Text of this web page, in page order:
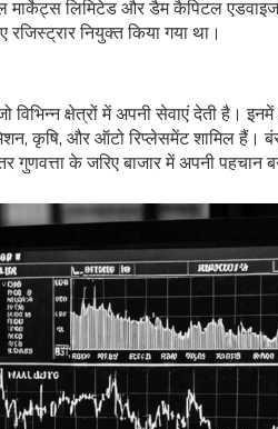
लिमिटेड और डैम कैपिटल
नियुक्त किया गया था।
क्षेत्रों में अपनी सेवाएं देती है।
कृषि, और ऑटो रिप्लेसमेंट शामिल
के जरिए बाजार में अपनी पहचान